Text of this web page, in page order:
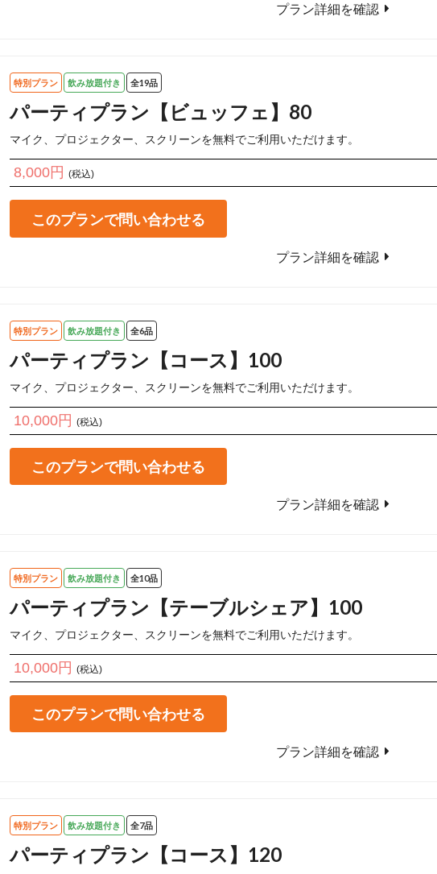
プラン詳細を確認
特別プラン 飲み放題付き 全19品
パーティプラン【ビュッフェ】80
マイク、プロジェクター、スクリーンを無料でご利用いただけます。
8,000円 (税込)
このプランで問い合わせる
プラン詳細を確認
特別プラン 飲み放題付き 全6品
パーティプラン【コース】100
マイク、プロジェクター、スクリーンを無料でご利用いただけます。
10,000円 (税込)
このプランで問い合わせる
プラン詳細を確認
特別プラン 飲み放題付き 全10品
パーティプラン【テーブルシェア】100
マイク、プロジェクター、スクリーンを無料でご利用いただけます。
10,000円 (税込)
このプランで問い合わせる
プラン詳細を確認
特別プラン 飲み放題付き 全7品
パーティプラン【コース】120